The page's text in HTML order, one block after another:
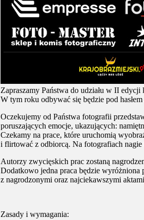
Zapraszamy Państwa do udziału w II
W tym roku odbywać się będzie pod hasłem
Oczekujemy od Państwa fotografii
poruszających emocje, ukazujących:
Czekamy na prace, które uruchomią
i flirtować z odbiorcą. Na fotografiach
Autorzy zwycięskich prac zostaną
Dodatkowo jedna praca będzie
z nagrodzonymi oraz najciekawszymi
Zasady i wymagania: